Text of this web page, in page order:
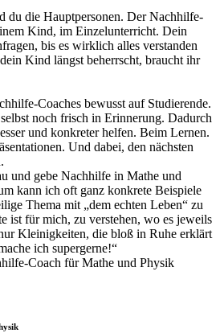
du die Hauptpersonen. Der Nachhilfe-
Kind, im Einzelunterricht. Dein
bis es wirklich alles verstanden
Kind längst beherrscht, braucht ihr
Coaches bewusst auf Studierende.
noch frisch in Erinnerung. Dadurch
und konkreter helfen. Beim Lernen.
Und dabei, den nächsten
und gebe Nachhilfe in Mathe und
kann ich oft ganz konkrete Beispiele
Thema mit „dem echten Leben“ zu
ist für mich, zu verstehen, wo es jeweils
Kleinigkeiten, die bloß in Ruhe erklärt
ich supergerne!“